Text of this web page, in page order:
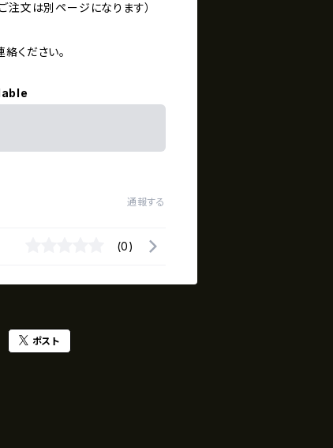
注文は別ページになります）
ください。
通報する
(0)
ポスト